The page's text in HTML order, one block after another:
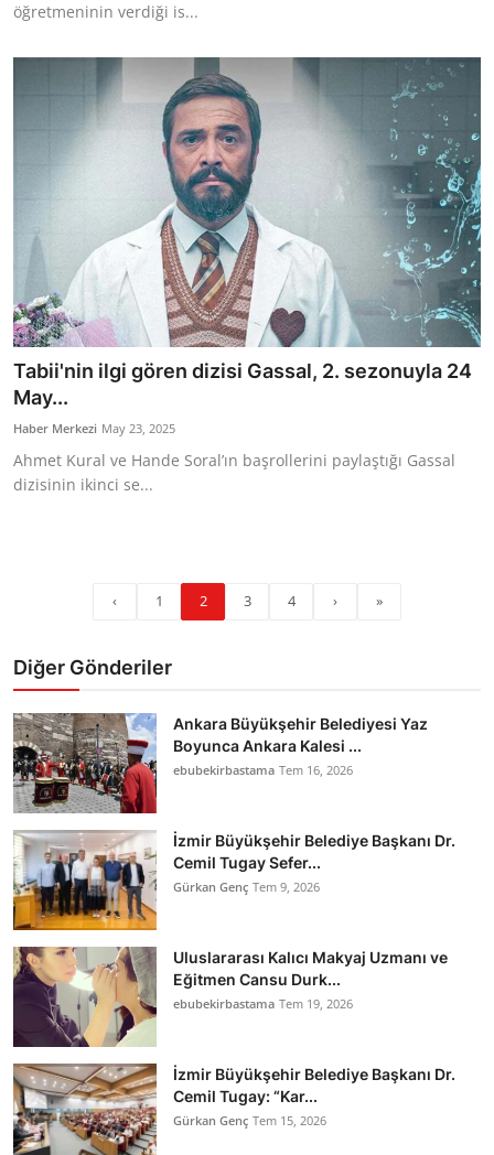
öğretmeninin verdiği is...
Tabii'nin ilgi gören dizisi Gassal, 2. sezonuyla 24
May...
Haber Merkezi May 23, 2025
Ahmet Kural ve Hande Soral’ın başrollerini paylaştığı Gassal
dizisinin ikinci se...
‹ 1 2 3 4 › »
Diğer Gönderiler
Ankara Büyükşehir Belediyesi Yaz
Boyunca Ankara Kalesi ...
ebubekirbastama Tem 16, 2026
İzmir Büyükşehir Belediye Başkanı Dr.
Cemil Tugay Sefer...
Gürkan Genç Tem 9, 2026
Uluslararası Kalıcı Makyaj Uzmanı ve
Eğitmen Cansu Durk...
ebubekirbastama Tem 19, 2026
İzmir Büyükşehir Belediye Başkanı Dr.
Cemil Tugay: “Kar...
Gürkan Genç Tem 15, 2026